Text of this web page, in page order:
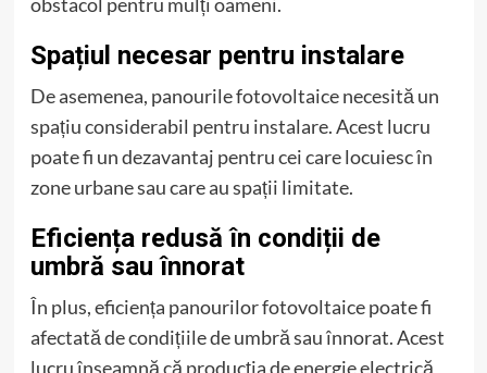
Spațiul necesar pentru instalare
De asemenea, panourile fotovoltaice necesită un
spațiu considerabil pentru instalare. Acest lucru
poate fi un dezavantaj pentru cei care locuiesc în
zone urbane sau care au spații limitate.
Eficiența redusă în condiții de
umbră sau înnorat
În plus, eficiența panourilor fotovoltaice poate fi
afectată de condițiile de umbră sau înnorat. Acest
lucru înseamnă că producția de energie electrică